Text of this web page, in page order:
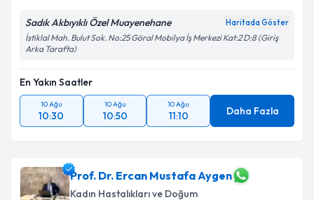
Kişisel verilerimin işlenmesine ilişkin
Metni'ni okudum ve kişisel verilerimin belirtilen
kapsamda işlenmesini kabul ediyorum.
Sadık Akbıyıklı Özel Muayenehane Haritada Göster
İstiklal Mah. Bulut Sok. No:25 Göral Mobilya İş Merkezi Kat:2 D:8 (Giriş
Arka Tarafta)
En Yakın Saatler
10 Ağu
10:30
10 Ağu
10:50
10 Ağu
11:10 Daha Fazla
Prof. Dr. Ercan Mustafa Aygen
Kadın Hastalıkları ve Doğum